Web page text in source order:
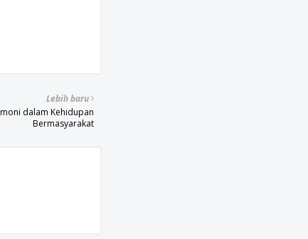
Lebih baru
dalam Kehidupan
Bermasyarakat